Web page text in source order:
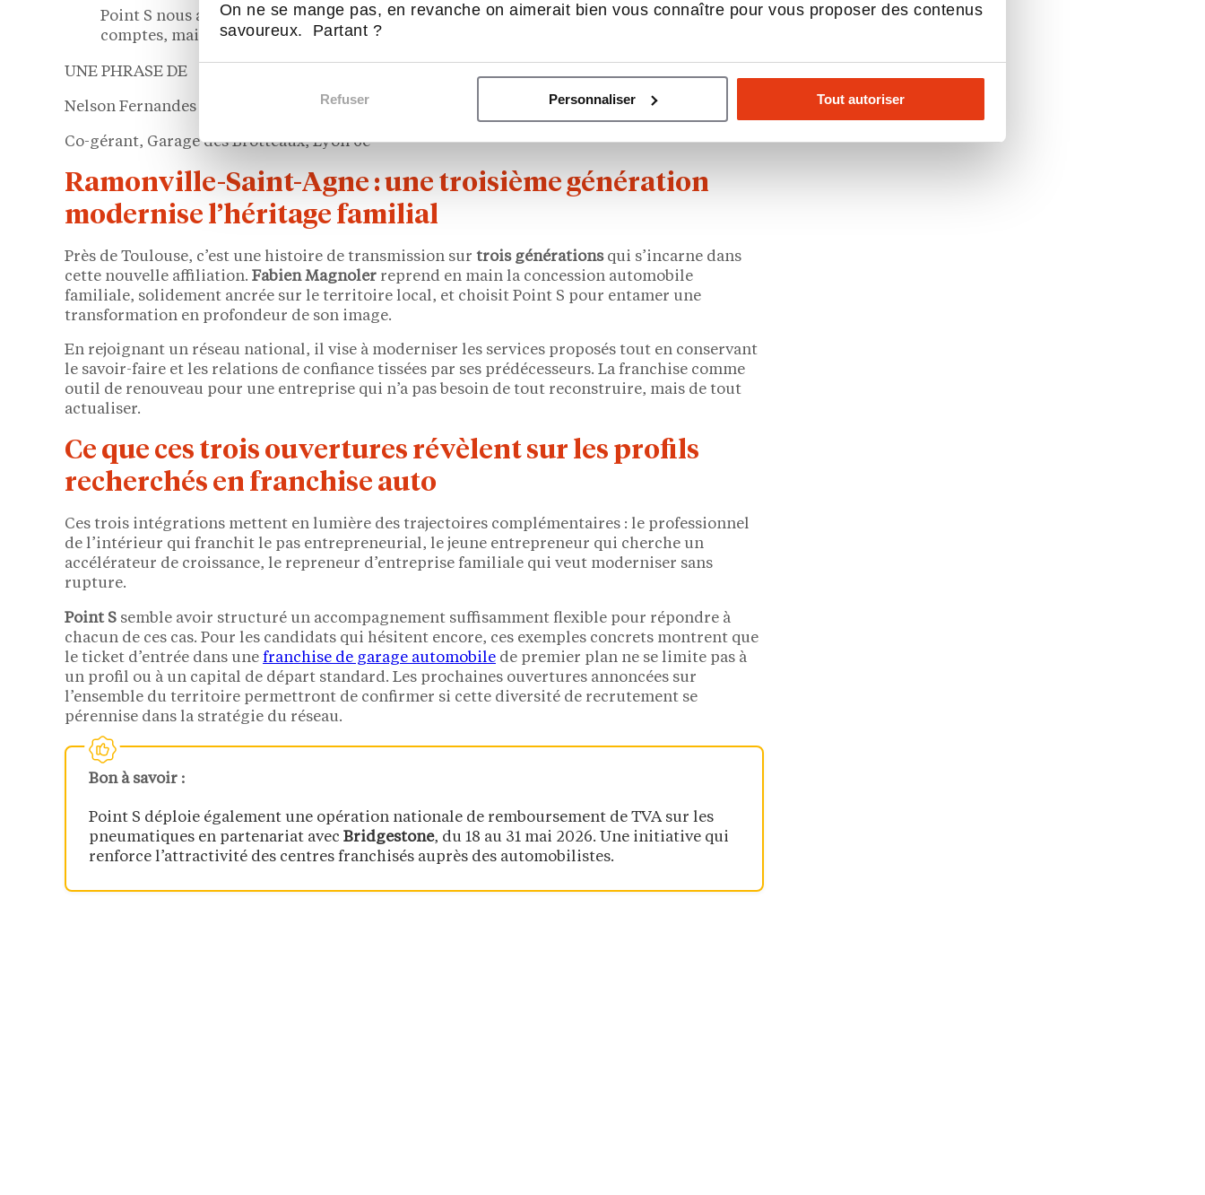
On ne se mange pas, en revanche on aimerait bien vous connaître pour vous proposer des contenus
savoureux. Partant ?
Refuser Personnaliser Tout autoriser
Point S nous apporte, pour cette nouvelle activité mécanique, un accès à des grands
comptes, mais aussi une notoriété nationale.
UNE PHRASE DE
Nelson Fernandes
Co-gérant, Garage des Brotteaux, Lyon 6e
Ramonville-Saint-Agne : une troisième génération
modernise l’héritage familial
Près de Toulouse, c’est une histoire de transmission sur trois générationsqui s’incarne dans
cette nouvelle affiliation. Fabien Magnoler reprend en main la concession automobile
familiale, solidement ancrée sur le territoire local, et choisit Point S pour entamer une
transformation en profondeur de son image.
En rejoignant un réseau national, il vise à moderniser les services proposés tout en conservant
le savoir-faire et les relations de confiance tissées par ses prédécesseurs. La franchise comme
outil de renouveau pour une entreprise qui n’a pas besoin de tout reconstruire, mais de tout
actualiser.
Ce que ces trois ouvertures révèlent sur les profils
recherchés en franchise auto
Ces trois intégrations mettent en lumière des trajectoires complémentaires : le professionnel
de l’intérieur qui franchit le pas entrepreneurial, le jeune entrepreneur qui cherche un
accélérateur de croissance, le repreneur d’entreprise familiale qui veut moderniser sans
rupture.
Point S semble avoir structuré un accompagnement suffisamment flexible pour répondre à
chacun de ces cas. Pour les candidats qui hésitent encore, ces exemples concrets montrent que
le ticket d’entrée dans une franchise de garage automobile de premier plan ne se limite pas à
un profil ou à un capital de départ standard. Les prochaines ouvertures annoncées sur
l’ensemble du territoire permettront de confirmer si cette diversité de recrutement se
pérennise dans la stratégie du réseau.
Bon à savoir :
Point S déploie également une opération nationale de remboursement de TVA sur les
pneumatiques en partenariat avec Bridgestone, du 18 au 31 mai 2026. Une initiative qui
renforce l’attractivité des centres franchisés auprès des automobilistes.